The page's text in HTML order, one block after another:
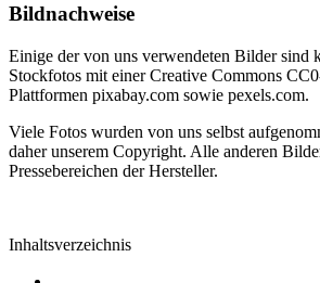
Bildnachweise
Einige der von uns verwendeten Bilder sind
Stockfotos mit einer Creative Commons
Plattformen pixabay.com sowie pexels.com.
Viele Fotos wurden von uns selbst
daher unserem Copyright. Alle anderen
Pressebereichen der Hersteller.
Inhaltsverzeichnis